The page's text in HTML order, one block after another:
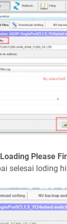
Loading Please
selesai loding